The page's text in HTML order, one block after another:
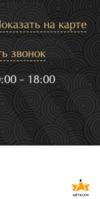
на карте
звонок
- 18:00